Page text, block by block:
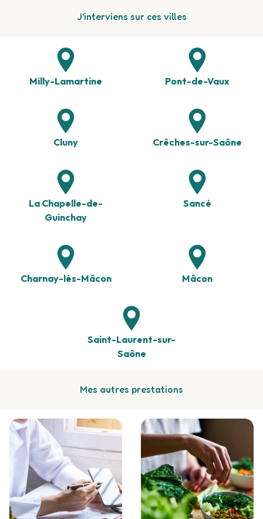
J'interviens sur ces villes
Milly-Lamartine Pont-de-Vaux
Cluny Crêches-sur-Saône
La Chapelle-de-
Guinchay
Sancé
Charnay-lès-Mâcon Mâcon
Saint-Laurent-sur-
Saône
Mes autres prestations